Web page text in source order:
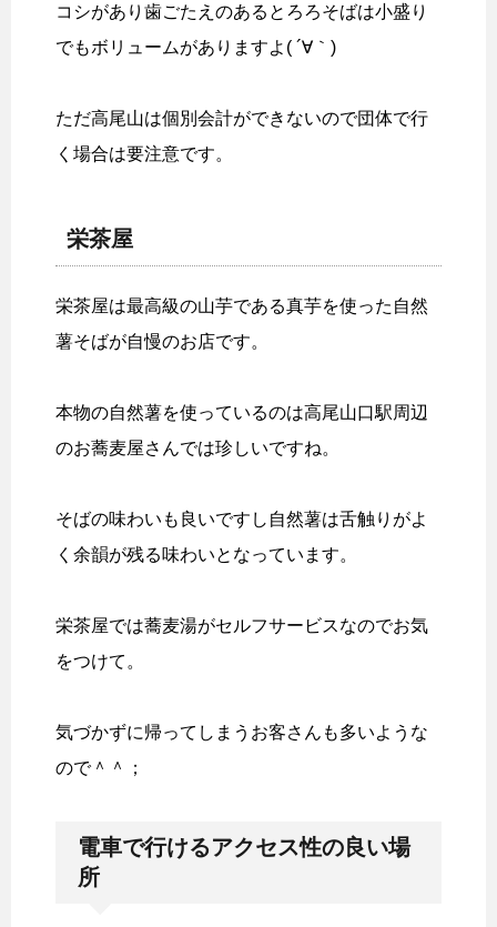
コシがあり歯ごたえのあるとろろそばは小盛り
でもボリュームがありますよ( ´∀｀)
ただ高尾山は個別会計ができないので団体で行
く場合は要注意です。
栄茶屋
栄茶屋は最高級の山芋である真芋を使った自然
薯そばが自慢のお店です。
本物の自然薯を使っているのは高尾山口駅周辺
のお蕎麦屋さんでは珍しいですね。
そばの味わいも良いですし自然薯は舌触りがよ
く余韻が残る味わいとなっています。
栄茶屋では蕎麦湯がセルフサービスなのでお気
をつけて。
気づかずに帰ってしまうお客さんも多いような
ので＾＾；
電車で行けるアクセス性の良い場
所